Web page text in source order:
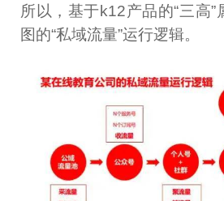
所以，基于k12产品的“三高
图的“私域流量”运行逻辑。